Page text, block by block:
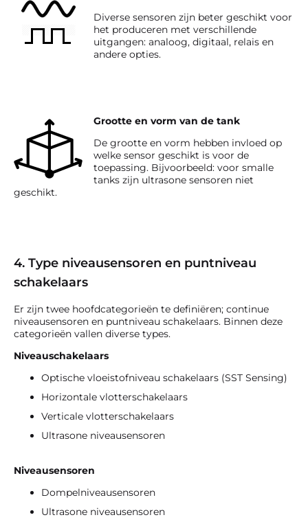
Diverse sensoren zijn beter geschikt voor
het produceren met verschillende
uitgangen: analoog, digitaal, relais en
andere opties.
Grootte en vorm van de tank
De grootte en vorm hebben invloed op
welke sensor geschikt is voor de
toepassing. Bijvoorbeeld: voor smalle
tanks zijn ultrasone sensoren niet
geschikt.
4. Type niveausensoren en puntniveau
schakelaars
Er zijn twee hoofdcategorieën te definiëren; continue
niveausensoren en puntniveau schakelaars. Binnen deze
categorieën vallen diverse types.
Niveauschakelaars
Optische vloeistofniveau schakelaars (SST Sensing)
Horizontale vlotterschakelaars
Verticale vlotterschakelaars
Ultrasone niveausensoren
Niveausensoren
Dompelniveausensoren
Ultrasone niveausensoren